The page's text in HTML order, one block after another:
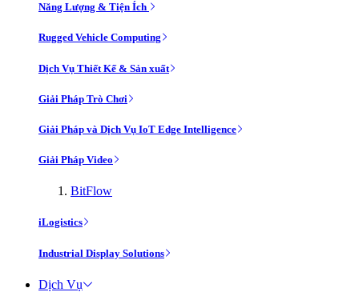
Năng Lượng & Tiện Ích
Rugged Vehicle Computing
Dịch Vụ Thiết Kế & Sản xuất
Giải Pháp Trò Chơi
Giải Pháp và Dịch Vụ IoT Edge Intelligence
Giải Pháp Video
BitFlow
iLogistics
Industrial Display Solutions
Dịch Vụ